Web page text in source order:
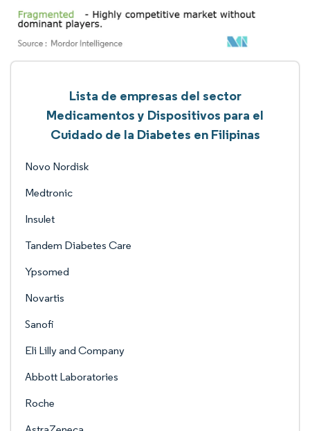
Lista de empresas del sector
Medicamentos y Dispositivos para el
Cuidado de la Diabetes en Filipinas
Novo Nordisk
Medtronic
Insulet
Tandem Diabetes Care
Ypsomed
Novartis
Sanofi
Eli Lilly and Company
Abbott Laboratories
Roche